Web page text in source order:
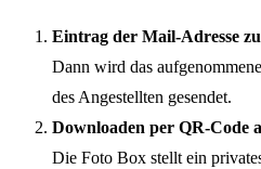
Eintrag der Mail-Adresse
Dann wird das
des Angestellten gesendet.
Downloaden per QR-Code
Die Foto Box stellt ein